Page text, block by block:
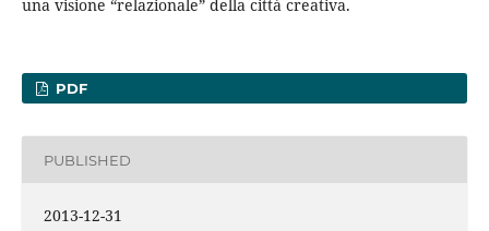
una visione “relazionale” della città creativa.
PDF
PUBLISHED
2013-12-31